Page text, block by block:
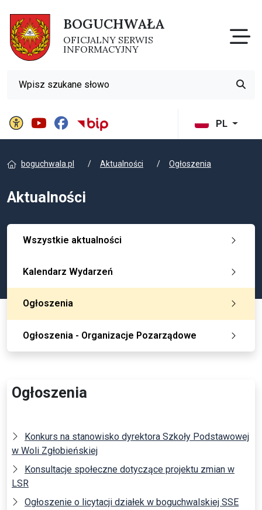
BOGUCHWAŁA
OFICJALNY SERWIS
INFORMACYJNY
PL
Panel ustawień witrynyBIP Gminy Boguchwała
Wyszukiwarka
boguchwala.pl Aktualności Ogłoszenia
Aktualności
Wszystkie aktualności
Kalendarz Wydarzeń
Ogłoszenia
Ogłoszenia - Organizacje Pozarządowe
Ogłoszenia
Konkurs na stanowisko dyrektora Szkoły Podstawowej
w Woli Zgłobieńskiej
Konsultacje społeczne dotyczące projektu zmian w
LSR
Ogłoszenie o licytacji działek w boguchwalskiej SSE